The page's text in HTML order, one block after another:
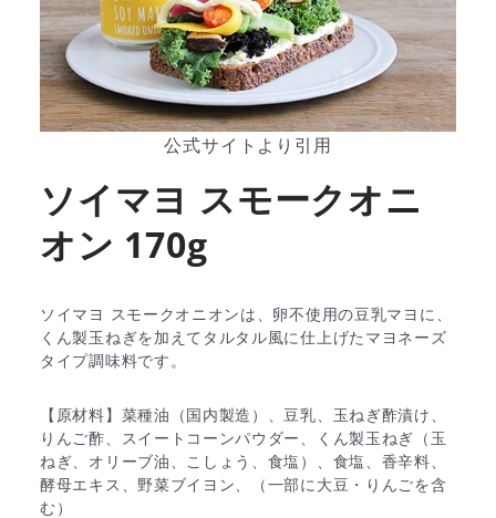
公式サイトより引用
ソイマヨ スモークオニ
オン 170g
ソイマヨ スモークオニオンは、卵不使用の豆乳マヨに、
くん製玉ねぎを加えてタルタル風に仕上げたマヨネーズ
タイプ調味料です。
【原材料】菜種油（国内製造）、豆乳、玉ねぎ酢漬け、
りんご酢、スイートコーンパウダー、くん製玉ねぎ（玉
ねぎ、オリーブ油、こしょう、食塩）、食塩、香辛料、
酵母エキス、野菜ブイヨン、（一部に大豆・りんごを含
む）